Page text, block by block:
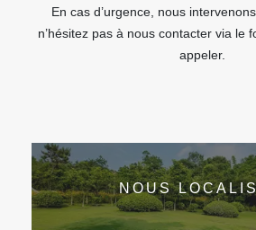
En cas d’urgence, nous
n’hésitez pas à nous contacter via le
appeler.
NOUS